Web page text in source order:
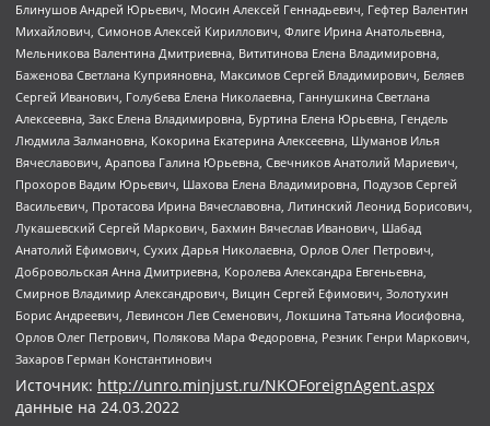
Блинушов Андрей Юрьевич, Мосин Алексей Геннадьевич, Гефтер Валентин
Михайлович, Симонов Алексей Кириллович, Флиге Ирина Анатольевна,
Мельникова Валентина Дмитриевна, Вититинова Елена Владимировна,
Баженова Светлана Куприяновна, Максимов Сергей Владимирович, Беляев
Сергей Иванович, Голубева Елена Николаевна, Ганнушкина Светлана
Алексеевна, Закс Елена Владимировна, Буртина Елена Юрьевна, Гендель
Людмила Залмановна, Кокорина Екатерина Алексеевна, Шуманов Илья
Вячеславович, Арапова Галина Юрьевна, Свечников Анатолий Мариевич,
Прохоров Вадим Юрьевич, Шахова Елена Владимировна, Подузов Сергей
Васильевич, Протасова Ирина Вячеславовна, Литинский Леонид Борисович,
Лукашевский Сергей Маркович, Бахмин Вячеслав Иванович, Шабад
Анатолий Ефимович, Сухих Дарья Николаевна, Орлов Олег Петрович,
Добровольская Анна Дмитриевна, Королева Александра Евгеньевна,
Смирнов Владимир Александрович, Вицин Сергей Ефимович, Золотухин
Борис Андреевич, Левинсон Лев Семенович, Локшина Татьяна Иосифовна,
Орлов Олег Петрович, Полякова Мара Федоровна, Резник Генри Маркович,
Захаров Герман Константинович
Источник: http://unro.minjust.ru/NKOForeignAgent.aspx
данные на 24.03.2022